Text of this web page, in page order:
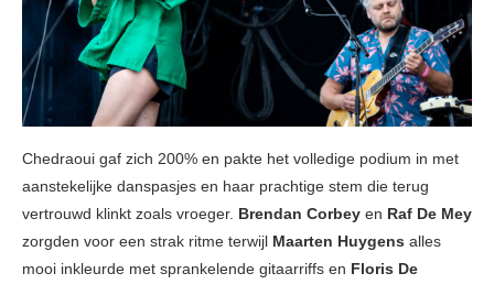
Chedraoui gaf zich 200% en pakte het volledige podium in met
aanstekelijke danspasjes en haar prachtige stem die terug
vertrouwd klinkt zoals vroeger. Brendan Corbey en Raf De Mey
zorgden voor een strak ritme terwijl Maarten Huygens alles
mooi inkleurde met sprankelende gitaarriffs en Floris De